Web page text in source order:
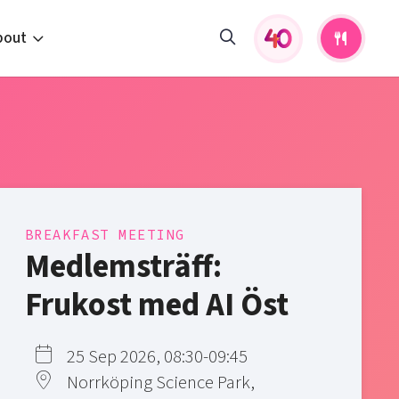
BREAKFAST MEETING
Medlemsträff:
Frukost med AI Öst
25 Sep 2026, 08:30-09:45
Norrköping Science Park,